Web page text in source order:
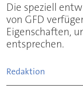
Die speziell
von GFD
Eigenschaften,
entsprechen.
Redaktion